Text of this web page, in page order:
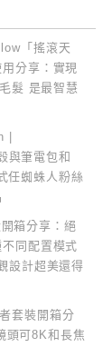
「搖滾天
分享：實現
髮 是最智慧
|
與筆電包和
任蜘蛛人粉絲
箱分享：絕
同配置模式
設計超美還得
套裝開箱分
頭可8K和長焦